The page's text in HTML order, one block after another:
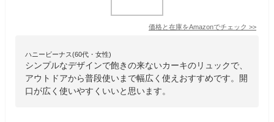
価格と在庫をAmazonでチェック >>
ハニービーナス(60代・女性)
シンプルなデザインで飽きの来ないカーキのリュックで、
アウトドアから普段使いまで幅広く使えおすすめです。開
口が広く使いやすくいいと思います。